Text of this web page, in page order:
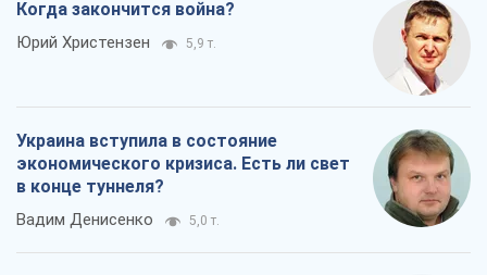
Когда закончится война?
Юрий Христензен 5,9 т.
Украина вступила в состояние
экономического кризиса. Есть ли свет
в конце туннеля?
Вадим Денисенко 5,0 т.